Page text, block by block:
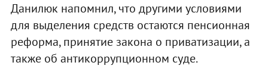
Данилюк напомнил, что другими условиями
для выделения средств остаются пенсионная
реформа, принятие закона о приватизации, а
также об антикоррупционном суде.